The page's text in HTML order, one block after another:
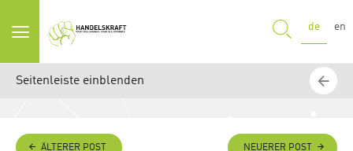
SUCHEde en
ÄLTERER POST NEUERER POST
Seitenleiste einblenden